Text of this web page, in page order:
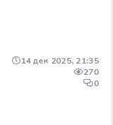
14 дек 2025, 21:35
270
0